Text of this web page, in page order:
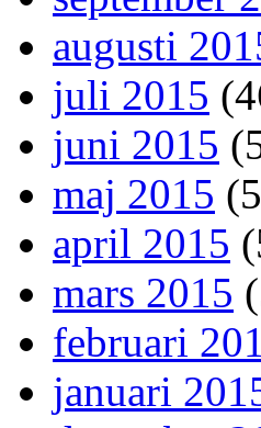
augusti
juli 2015
juni 2015
maj 2015
april 2015
mars 2015
februari
januari